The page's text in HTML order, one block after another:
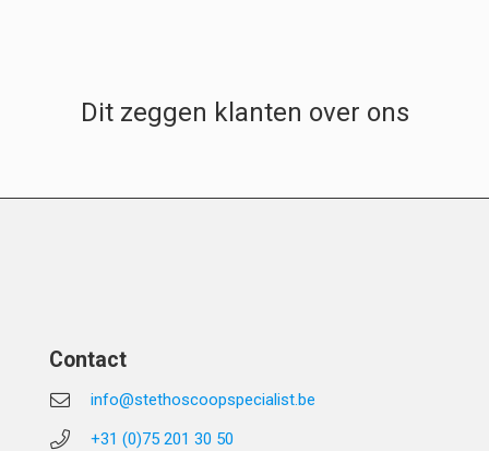
Dit zeggen klanten over ons
Contact
info@stethoscoopspecialist.be
+31 (0)75 201 30 50